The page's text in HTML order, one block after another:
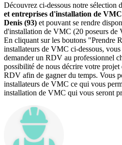
Découvrez ci-dessous notre sélection
et entreprises d'installation de
Denis (93) et pouvant se rendre
d'installation de VMC (20 poseurs de
En cliquant sur les boutons "Prendre
installateurs de VMC ci-dessous,
demander un RDV au professionnel
possibilité de nous décrire votre projet
RDV afin de gagner du temps. Vous
installateurs de VMC ce qui vous
installation de VMC qui vous seront